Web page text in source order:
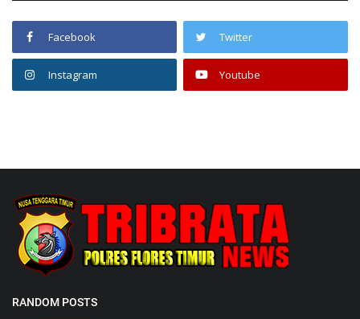
Facebook Twitter
Instagram Youtube
RANDOM POSTS